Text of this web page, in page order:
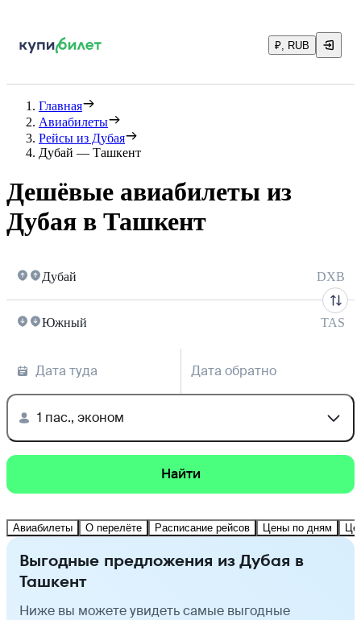
₽, RUB
Главная
Авиабилеты
Рейсы из Дубая
Дубай — Ташкент
Дешёвые авиабилеты из
Дубая в Ташкент
Дубай DXB
Южный TAS
Дата туда Дата обратно
1 пас., эконом
Найти
Авиабилеты О перелёте Расписание рейсов Цены по дням
Выгодные предложения из Дубая в
Ташкент
Ниже вы можете увидеть самые выгодные